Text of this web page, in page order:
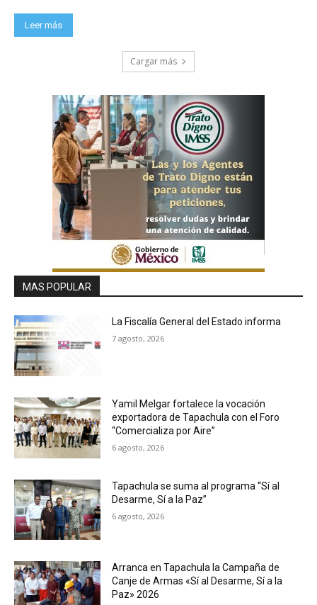
Leer más
Cargar más
MAS POPULAR
La Fiscalía General del Estado informa
7 agosto, 2026
Yamil Melgar fortalece la vocación
exportadora de Tapachula con el Foro
“Comercializa por Aire”
6 agosto, 2026
Tapachula se suma al programa “Sí al
Desarme, Sí a la Paz”
6 agosto, 2026
Arranca en Tapachula la Campaña de
Canje de Armas «Sí al Desarme, Sí a la
Paz» 2026